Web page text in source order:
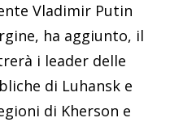
Vladimir Putin
ha aggiunto, il
i leader delle
di Luhansk e
di Kherson e